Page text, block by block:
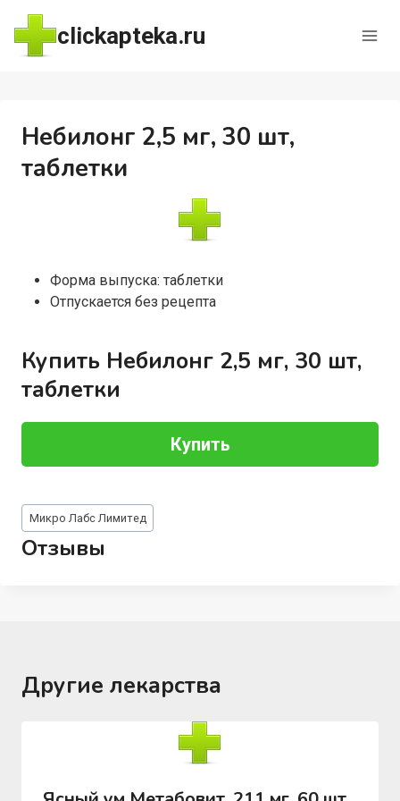
Перейти
содержимому
clickapteka.ru
Небилонг 2,5 мг, 30 шт,
таблетки
Форма выпуска: таблетки
Отпускается без рецепта
Купить Небилонг 2,5 мг, 30 шт,
таблетки
Купить
Метки
записи:
Микро Лабс Лимитед
Отзывы
Другие лекарства